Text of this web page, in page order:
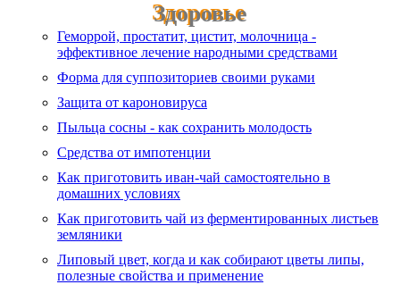
Здоровье
Геморрой, простатит, цистит, молочница -
эффективное лечение народными средствами
Форма для суппозиториев своими руками
Защита от кароновируса
Пыльца сосны - как сохранить молодость
Средства от импотенции
Как приготовить иван-чай самостоятельно в
домашних условиях
Как приготовить чай из ферментированных листьев
земляники
Липовый цвет, когда и как собирают цветы липы,
полезные свойства и применение